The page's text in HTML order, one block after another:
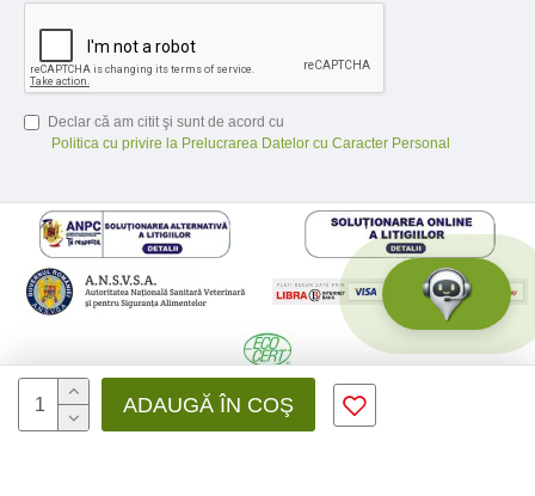
ADAUGĂ ÎN COŞ
Declar că am citit şi sunt de acord cu
Politica cu privire la Prelucrarea Datelor cu Caracter Personal
© 2026 Medfusion SRL, CIF: RO31041639 | Nr. reg.: J12/3428/2012 -
Toate drepturile rezervate - by DevPro.ro